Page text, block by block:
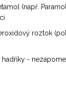
(např.
roztok
-